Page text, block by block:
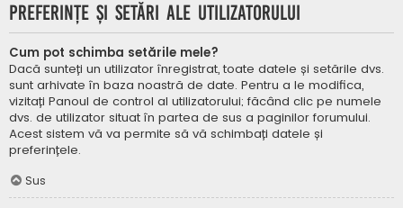
Preferințe și setări ale utilizatorului
Cum pot schimba setările mele?
Dacă sunteți un utilizator înregistrat, toate datele și setările dvs.
sunt arhivate în baza noastră de date. Pentru a le modifica,
vizitați Panoul de control al utilizatorului; făcând clic pe numele
dvs. de utilizator situat în partea de sus a paginilor forumului.
Acest sistem vă va permite să vă schimbați datele și
preferințele.
Sus